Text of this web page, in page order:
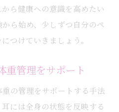
なく体型管理を実践
活習慣改善の秘訣
性に人気の理由を解説
の生活習慣を見直す方法
ら健康への意識を高めたい
ら始め、少しずつ自分のペ
つけていきましょう。
重管理をサポート
の管理をサポートする手法
には全身の状態を反映する